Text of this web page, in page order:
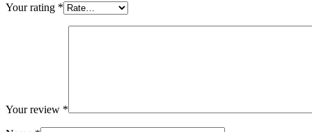
Your rating *
Your review *